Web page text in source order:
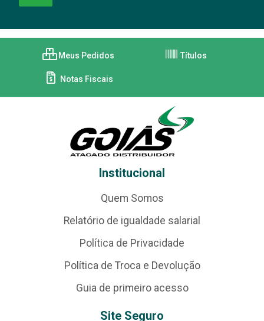
Meus Pedidos Títulos
Notas Fiscais
Institucional
Quem Somos
Relatório de igualdade salarial
Política de Privacidade
Política de Troca e Devolução
Guia de primeiro acesso
Site Seguro